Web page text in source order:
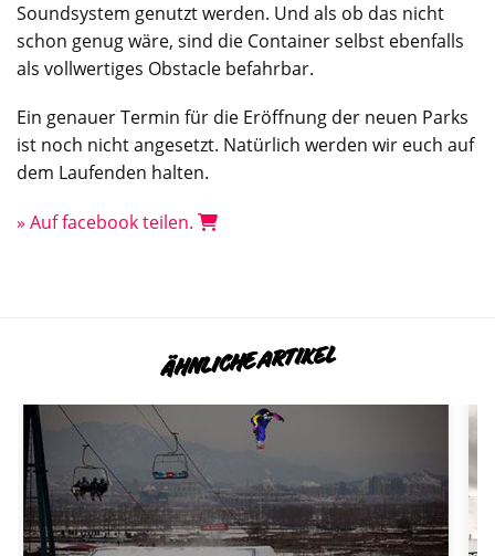
Soundsystem genutzt werden. Und als ob das nicht
schon genug wäre, sind die Container selbst ebenfalls
als vollwertiges Obstacle befahrbar.
Ein genauer Termin für die Eröffnung der neuen Parks
ist noch nicht angesetzt. Natürlich werden wir euch auf
dem Laufenden halten.
» Auf facebook teilen.
ÄHNLICHE ARTIKEL